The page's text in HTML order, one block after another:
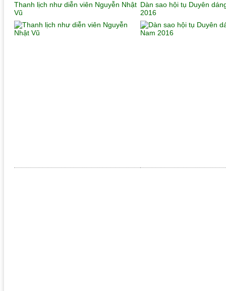
Thanh lịch như diễn viên Nguyễn Nhật
Vũ
Dàn sao hội tụ Duyên
2016